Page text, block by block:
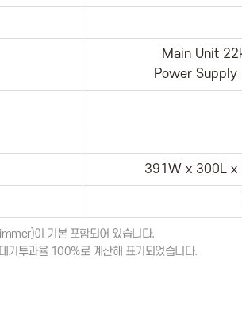
Main Unit
Power Supply
391W x 300L x
이 기본 포함되어 있습니다.
기투과율 100%로 계산해 표기되었습니다.